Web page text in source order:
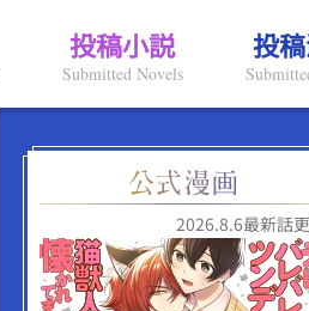
投稿小説
Submitted Novels
投
2026.8.6最新話